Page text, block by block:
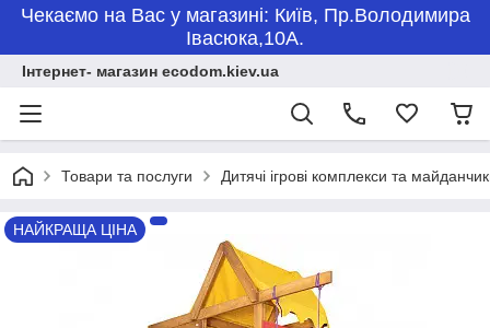
Чекаємо на Вас у магазині: Київ, Пр.Володимира
Івасюка,10А.
Інтернет- магазин ecodom.kiev.ua
Товари та послуги Дитячі ігрові комплекси та
НАЙКРАЩА ЦІНА